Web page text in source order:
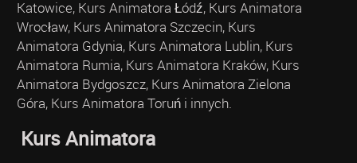
Katowice, Kurs Animatora Łódź, Kurs Animatora
Wrocław, Kurs Animatora Szczecin, Kurs
Animatora Gdynia, Kurs Animatora Lublin, Kurs
Animatora Rumia, Kurs Animatora Kraków, Kurs
Animatora Bydgoszcz, Kurs Animatora Zielona
Góra, Kurs Animatora Toruń i innych.
Kurs Animatora